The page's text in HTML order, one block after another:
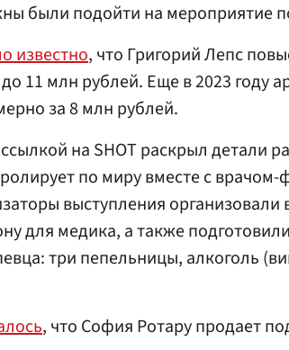
были подойти на мероприятие
известно, что Григорий Лепс
11 млн рублей. Еще в 2023 году
за 8 млн рублей.
на SHOT раскрыл детали
по миру вместе с
выступления организовали
для медика, а также
три пепельницы, алкоголь
, что София Ротару продает